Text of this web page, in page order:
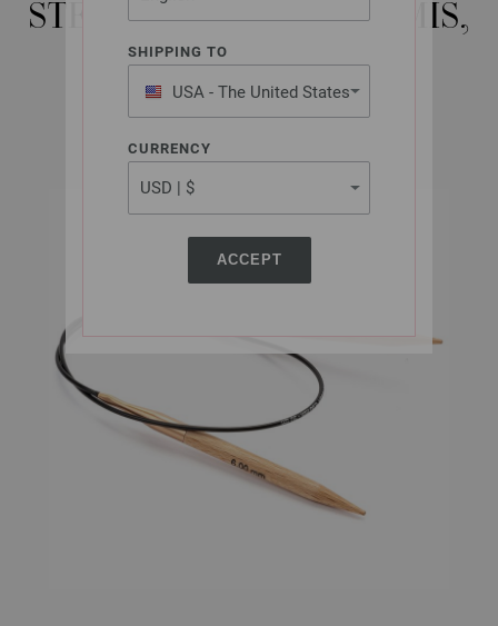
SHIPPING TO
USA - The United States
of America
CURRENCY
ACCEPT
STEINBACH EDITION) MIS,
6,0/50CM